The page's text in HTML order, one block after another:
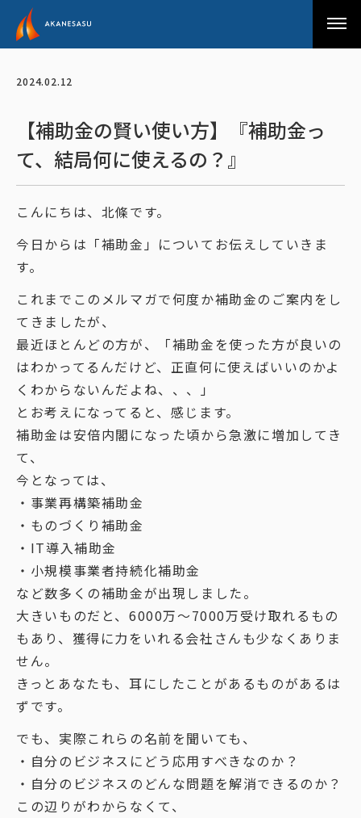
アカネサス
2024.02.12
【補助金の賢い使い方】『補助金っ
て、結局何に使えるの？』
こんにちは、北條です。
今日からは「補助金」についてお伝えしていきま
す。
これまでこのメルマガで何度か補助金のご案内をし
てきましたが、
最近ほとんどの方が、「補助金を使った方が良いの
はわかってるんだけど、正直何に使えばいいのかよ
くわからないんだよね、、、」
とお考えになってると、感じます。
補助金は安倍内閣になった頃から急激に増加してき
て、
今となっては、
・事業再構築補助金
・ものづくり補助金
・IT導入補助金
・小規模事業者持続化補助金
など数多くの補助金が出現しました。
大きいものだと、6000万〜7000万受け取れるもの
もあり、獲得に力をいれる会社さんも少なくありま
せん。
きっとあなたも、耳にしたことがあるものがあるは
ずです。
でも、実際これらの名前を聞いても、
・自分のビジネスにどう応用すべきなのか？
・自分のビジネスのどんな問題を解消できるのか？
この辺りがわからなくて、